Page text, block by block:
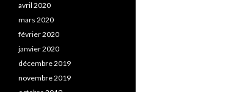
avril 2020
mars 2020
février 2020
janvier 2020
décembre 2019
novembre 2019